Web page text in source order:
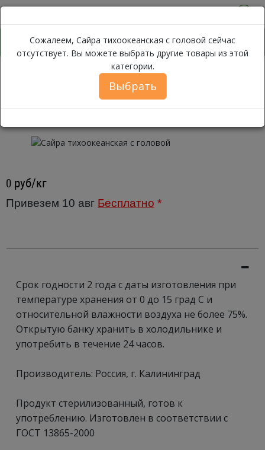
Свежемороженая рыба
Сожалеем, Сайра тихоокеанская с головой сейчас
отсутствует. Вы можете выбрать другие товары из этой
категории.
Выбрать
Сайра тихоокеанская с головой ~ 1
кг.
0 руб/кг
Привезем 10 авг Бесплатно *
Срок годности 2 года с даты изготовления при
температуре хранения от 0 до 15 град С и
относительной влажности воздуха не более 75%.
Открытую банку хранить в холодильнике и
употребить в течение 24 часов.
Производитель: Россия, г. Калининград
Продукт стерилизованный, готов к
употреблению. Изготовлен в соответствии с
ГОСТ 13865-2000